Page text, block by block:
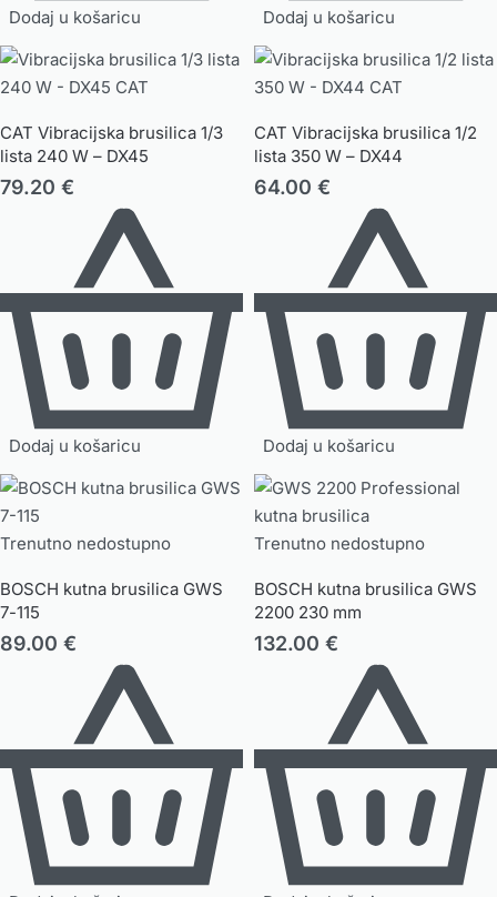
Dodaj u košaricu Dodaj u košaricu
CAT Vibracijska brusilica 1/3
lista 240 W – DX45
79.20 €
Dodaj u košaricu
CAT Vibracijska brusilica 1/2
lista 350 W – DX44
64.00 €
Dodaj u košaricu
Trenutno nedostupno
BOSCH kutna brusilica GWS
7-115
89.00 €
Trenutno nedostupno
BOSCH kutna brusilica GWS
2200 230 mm
132.00 €